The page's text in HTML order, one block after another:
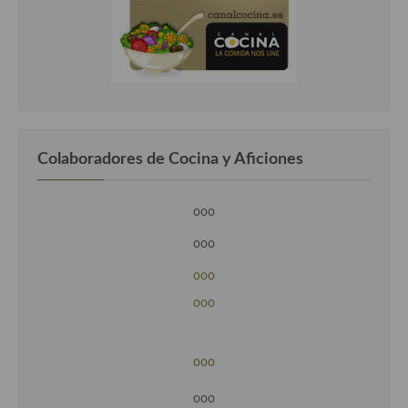
Colaboradores de Cocina y Aficiones
ooo
ooo
ooo
ooo
ooo
ooo